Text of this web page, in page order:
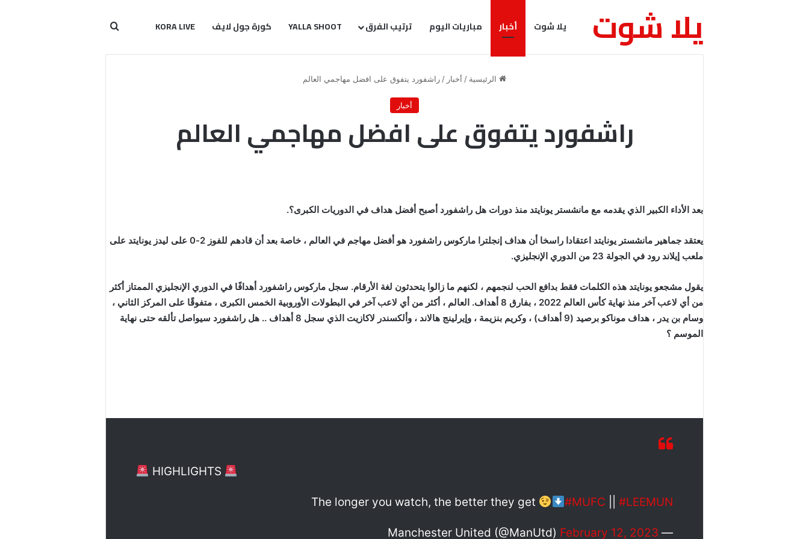
يلا شوت يلا شوت أخبار مباريات اليوم ترتيب الفرق YALLA SHOOT كورة جول لايف KORA LIVE بحث عن
الرئيسية / أخبار / راشفورد يتفوق على افضل مهاجمي العالم
أخبار
راشفورد يتفوق على افضل مهاجمي العالم
بعد الأداء الكبير الذي يقدمه مع مانشستر يونايتد منذ دورات هل راشفورد أصبح أفضل هداف في الدوريات الكبرى؟.
يعتقد جماهير مانشستر يونايتد اعتقادا راسخا أن هداف إنجلترا ماركوس راشفورد هو أفضل مهاجم في العالم ، خاصة بعد أن قادهم للفوز 2-0 على ليدز يونايتد على
ملعب إيلاند رود في الجولة 23 من الدوري الإنجليزي.
يقول مشجعو يونايتد هذه الكلمات فقط بدافع الحب لنجمهم ، لكنهم ما زالوا يتحدثون لغة الأرقام. سجل ماركوس راشفورد أهدافًا في الدوري الإنجليزي الممتاز أكثر
من أي لاعب آخر منذ نهاية كأس العالم 2022 ، بفارق 8 أهداف. العالم ، أكثر من أي لاعب آخر في البطولات الأوروبية الخمس الكبرى ، متفوقًا على المركز الثاني ،
وسام بن يدر ، هداف موناكو برصيد (9 أهداف) ، وكريم بنزيمة ، وإيرلينج هالاند ، وألكسندر لاكازيت الذي سجل 8 أهداف .. هل راشفورد سيواصل تألقه حتى نهاية
الموسم ؟
HIGHLIGHTS
The longer you watch, the better they get #MUFC #LEEMUN
— Manchester United (@ManUtd)
February 12, 2023